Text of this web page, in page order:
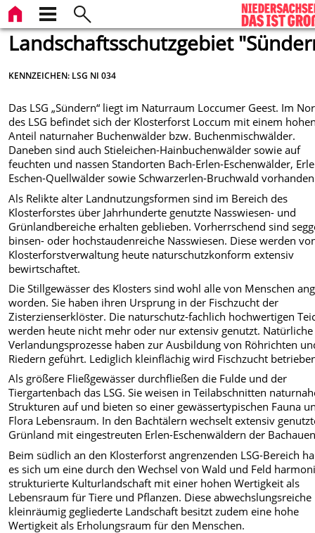
Landschaftsschutzgebiet
KENNZEICHEN: LSG NI 034
Das LSG „Sündern“ liegt im Naturraum Loccumer Geest. Im
des LSG befindet sich der Klosterforst Loccum mit einem
Anteil naturnaher Buchenwälder bzw. Buchenmischwälder.
Daneben sind auch Stieleichen-Hainbuchenwälder sowie auf
feuchten und nassen Standorten Bach-Erlen-Eschenwälder,
Eschen-Quellwälder sowie Schwarzerlen-Bruchwald
Als Relikte alter Landnutzungsformen sind im Bereich des
Klosterforstes über Jahrhunderte genutzte Nasswiesen- und
Grünlandbereiche erhalten geblieben. Vorherrschend sind
binsen- oder hochstaudenreiche Nasswiesen. Diese werden
Klosterforstverwaltung heute naturschutzkonform extensiv
bewirtschaftet.
Die Stillgewässer des Klosters sind wohl alle von Menschen
worden. Sie haben ihren Ursprung in der Fischzucht der
Zisterzienserklöster. Die naturschutz-fachlich hochwertigen
werden heute nicht mehr oder nur extensiv genutzt. Natürliche
Verlandungsprozesse haben zur Ausbildung von Röhrichten
Riedern geführt. Lediglich kleinflächig wird Fischzucht
Als größere Fließgewässer durchfließen die Fulde und der
Tiergartenbach das LSG. Sie weisen in Teilabschnitten
Strukturen auf und bieten so einer gewässertypischen Fauna
Flora Lebensraum. In den Bachtälern wechselt extensiv
Grünland mit eingestreuten Erlen-Eschenwäldern der
Beim südlich an den Klosterforst angrenzenden LSG-Bereich
es sich um eine durch den Wechsel von Wald und Feld
strukturierte Kulturlandschaft mit einer hohen Wertigkeit als
Lebensraum für Tiere und Pflanzen. Diese
kleinräumig gegliederte Landschaft besitzt zudem eine hohe
Wertigkeit als Erholungsraum für den Menschen.